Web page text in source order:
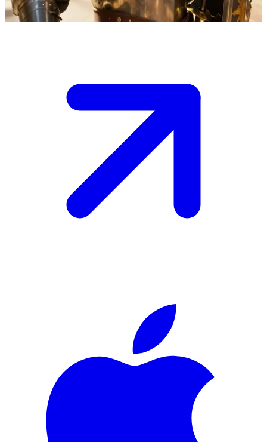
Show more